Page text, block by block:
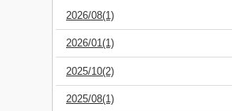
2026/08(1)
2026/01(1)
2025/10(2)
2025/08(1)